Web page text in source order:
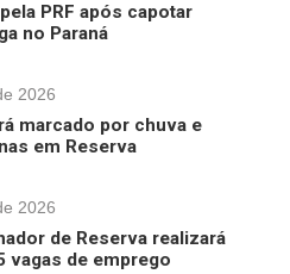
PRF após capotar
no Paraná
2026
marcado por chuva e
em Reserva
2026
de Reserva realizará
vagas de emprego